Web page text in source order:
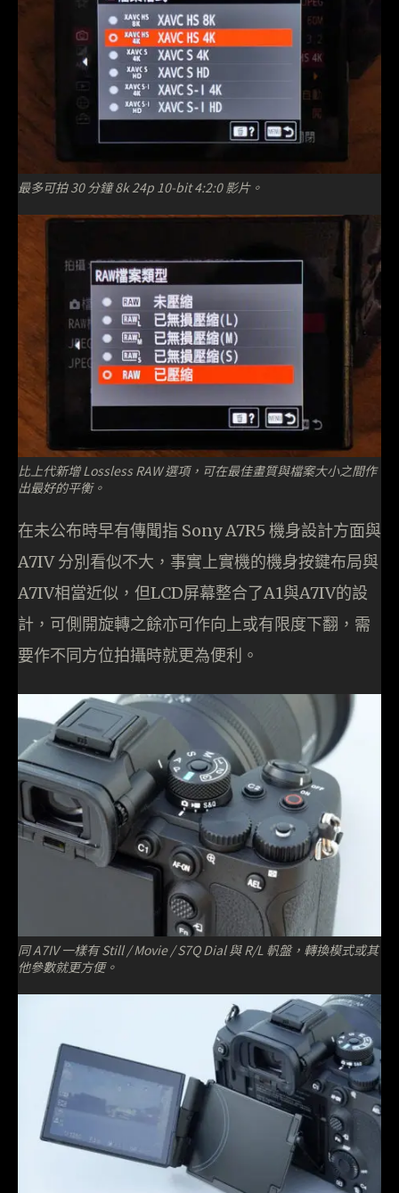
最多可拍 30 分鐘 8k 24p 10-bit 4:2:0 影片。
比上代新增 Lossless RAW 選項，可在最佳畫質與檔案大小之間作
出最好的平衡。
在未公布時早有傳聞指 Sony A7R5 機身設計方面與
A7IV 分別看似不大，事實上實機的機身按鍵布局與
A7IV相當近似，但LCD屏幕整合了A1與A7IV的設
計，可側開旋轉之餘亦可作向上或有限度下翻，需
要作不同方位拍攝時就更為便利。
同 A7IV 一樣有 Still / Movie / S7Q Dial 與 R/L 軓盤，轉換模式或其
他參數就更方便。